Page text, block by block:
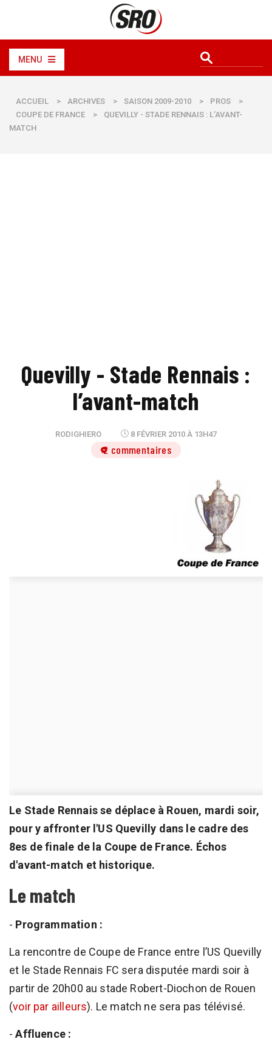
MENU
ACCUEIL > ARCHIVES > SAISON 2009-2010 > PROS
>
COUPE DE FRANCE
>
QUEVILLY - STADE RENNAIS : L’AVANT-
MATCH
Quevilly - Stade Rennais :
l’avant-match
RODIGHIERO 8 FÉVRIER 2010 À 13H47
2 commentaires
Le Stade Rennais se déplace à Rouen, mardi soir,
pour y affronter l'US Quevilly dans le cadre des
8es de finale de la Coupe de France. Échos
d'avant-match et historique.
Le match
- Programmation :
La rencontre de Coupe de France entre l’US Quevilly
et le Stade Rennais FC sera disputée mardi soir à
partir de 20h00 au stade Robert-Diochon de Rouen
(voir par ailleurs). Le match ne sera pas télévisé.
-Affluence :